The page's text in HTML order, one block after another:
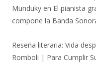
Munduky en El pianista
compone la Banda
Reseña literaria: Vida
Romboli | Para Cumplir